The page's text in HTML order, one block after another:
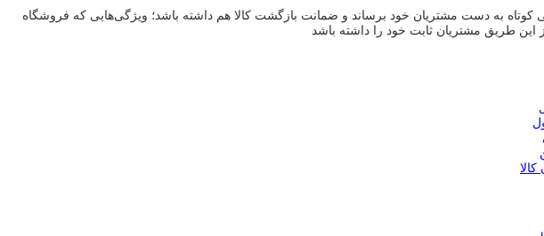
کوتاه به دست مشتریان خود برساند و ضمانت بازگشت کالا هم داشته باشد؛ ویژگی‌هایی که فروشگاه
این طریق مشتریان ثابت خود را داشته باشد